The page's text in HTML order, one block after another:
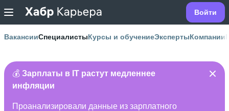
Войти
ВакансииСпециалистыКурсы и обучениеЭкспертыКомпании
💰 Зарплаты в IT растут медленнее
инфляции
Проанализировали данные из зарплатного